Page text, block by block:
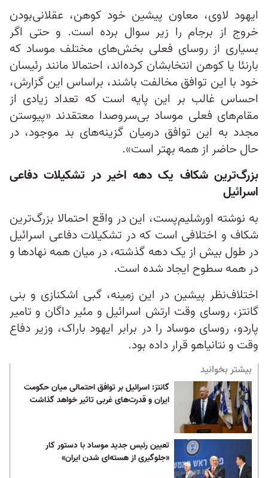
ایهود لاوی، معاون پیشین خود کوهن، عقلانی‌بودن
خروج از برجام را زیر سوال برده است. و حتی اگر
بسیاری از روسای فعلی بخش‌های مختلف موساد که
بارنئا یا کوهن انتخابشان کرده‌اند، احتمالا مانند رئیسان
خود با این توافق مخالفت باشند، براساس این گزارش،
احساس غالب بر این پایه است که تعداد زیادی از
مقام‌های فعلی موساد بی‌سروصدا معتقدند «پیوستن
مجدد به این توافق درمیان گزینه‌های بد موجود، در
حال حاضر از همه بهتر است».
بزرگ‌ترین شکاف یک دهه اخیر در تشکیلات دفاعی
اسرائیل
به نوشته اورشلیم‌پست، این در واقع احتمالا بزرگ‌ترین
شکاف و اختلافی است که در تشکیلات دفاعی اسرائیل
در طول بیش از یک دهه گذشته، در میان همه نهادها و
در همه سطوح ایجاد شده است.
اختلاف‌نظر پیشین در این زمینه، گبی اشکنازی و بنی
گانتز، روسای وقت ارتش اسرائیل و مئیر داگان و تامیر
پاردو، روسای موساد را در برابر ایهود باراک، وزیر دفاع
وقت و نتانیاهو قرار داده بود.
بیشتر بخوانید
گانتز: اسرائیل بر توافق احتمالی میان حکومت
ایران و قدرت‌های غربی تاثیر خواهد گذاشت
تعیین رئیس جدید موساد با دستور کار
«جلوگیری از هسته‌ای شدن ایران»